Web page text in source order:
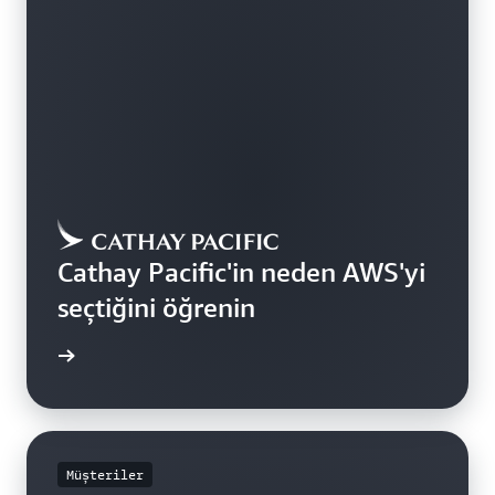
Cathay Pacific'in neden AWS'yi
seçtiğini öğrenin
Müşteriler